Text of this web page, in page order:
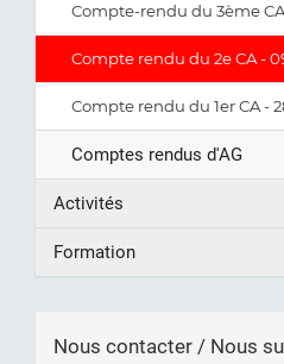
Compte-rendu du 3ème
Compte rendu du 2e CA -
Compte rendu du 1er CA -
Comptes rendus d'AG
Activités
Formation
Nous contacter / Nous